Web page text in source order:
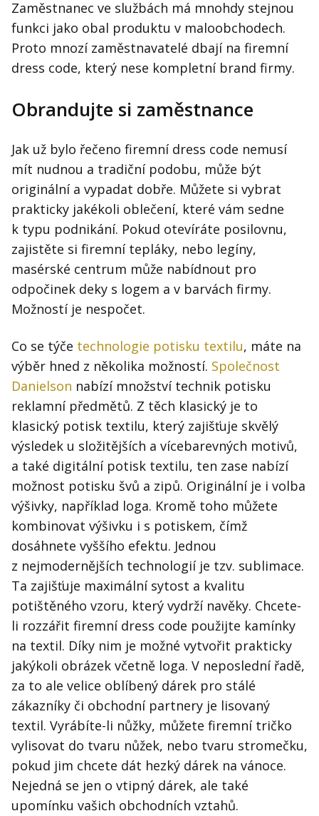
Zaměstnanec ve službách má mnohdy stejnou
funkci jako obal produktu v maloobchodech.
Proto mnozí zaměstnavatelé dbají na firemní
dress code, který nese kompletní brand firmy.
Obrandujte si zaměstnance
Jak už bylo řečeno firemní dress code nemusí
mít nudnou a tradiční podobu, může být
originální a vypadat dobře. Můžete si vybrat
prakticky jakékoli oblečení, které vám sedne
k typu podnikání. Pokud otevíráte posilovnu,
zajistěte si firemní tepláky, nebo legíny,
masérské centrum může nabídnout pro
odpočinek deky s logem a v barvách firmy.
Možností je nespočet.
Co se týče technologie potisku textilu, máte na
výběr hned z několika možností. Společnost
Danielson nabízí množství technik potisku
reklamní předmětů. Z těch klasický je to
klasický potisk textilu, který zajišťuje skvělý
výsledek u složitějších a vícebarevných motivů,
a také digitální potisk textilu, ten zase nabízí
možnost potisku švů a zipů. Originální je i volba
výšivky, například loga. Kromě toho můžete
kombinovat výšivku i s potiskem, čímž
dosáhnete vyššího efektu. Jednou
z nejmodernějších technologií je tzv. sublimace.
Ta zajišťuje maximální sytost a kvalitu
potištěného vzoru, který vydrží navěky. Chcete-
li rozzářit firemní dress code použijte kamínky
na textil. Díky nim je možné vytvořit prakticky
jakýkoli obrázek včetně loga. V neposlední řadě,
za to ale velice oblíbený dárek pro stálé
zákazníky či obchodní partnery je lisovaný
textil. Vyrábíte-li nůžky, můžete firemní tričko
vylisovat do tvaru nůžek, nebo tvaru stromečku,
pokud jim chcete dát hezký dárek na vánoce.
Nejedná se jen o vtipný dárek, ale také
upomínku vašich obchodních vztahů.